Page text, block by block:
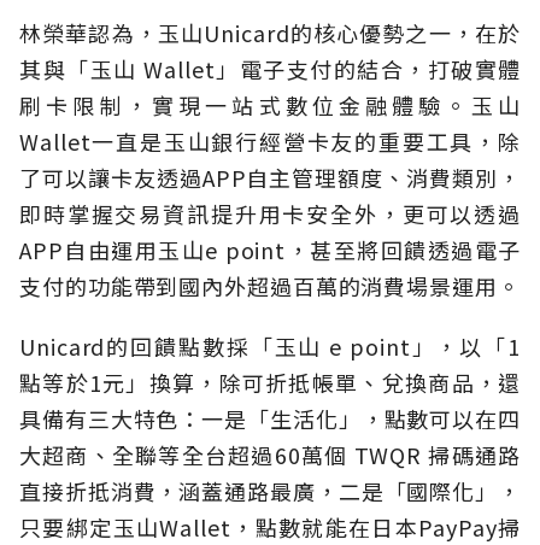
林榮華認為，玉山Unicard的核心優勢之一，在於
其與「玉山 Wallet」電子支付的結合，打破實體
刷卡限制，實現一站式數位金融體驗。玉山
Wallet一直是玉山銀行經營卡友的重要工具，除
了可以讓卡友透過APP自主管理額度、消費類別，
即時掌握交易資訊提升用卡安全外，更可以透過
APP自由運用玉山e point，甚至將回饋透過電子
支付的功能帶到國內外超過百萬的消費場景運用。
Unicard的回饋點數採「玉山 e point」，以「1
點等於1元」換算，除可折抵帳單、兌換商品，還
具備有三大特色：一是「生活化」，點數可以在四
大超商、全聯等全台超過60萬個 TWQR 掃碼通路
直接折抵消費，涵蓋通路最廣，二是「國際化」，
只要綁定玉山Wallet，點數就能在日本PayPay掃